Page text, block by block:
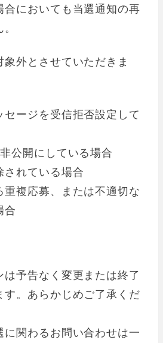
合においても当選通知の再
外とさせていただきま
セージを受信拒否設定して
公開にしている場合
されている場合
重複応募、または不適切な
合
は予告なく変更または終了
す。あらかじめご了承くだ
に関わるお問い合わせは一